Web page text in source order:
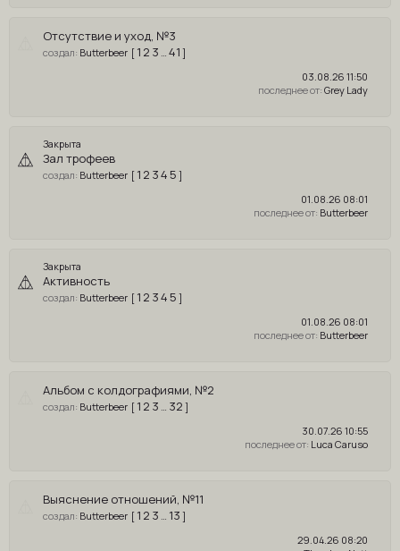
Отсутствие и уход, №3
Butterbeer [ 1 2 3 41 ]
03.08.26 11:50
Grey Lady
Закрыта
Зал трофеев
Butterbeer [ 1 2 345 ]
01.08.26 08:01
Butterbeer
Закрыта
Активность
Butterbeer [ 1 2 345 ]
01.08.26 08:01
Butterbeer
Альбом с колдографиями, №2
Butterbeer [ 1 2 3 32 ]
30.07.26 10:55
Luca Caruso
Выяснение отношений, №11
Butterbeer [ 1 2 3 13 ]
29.04.26 08:20